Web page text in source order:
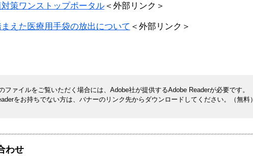
策ワンストップポータル＜外部リンク＞
えた医療用手袋の放出について ＜外部リンク＞
ファイルをご覧いただく場合には、Adobe社が提供するAdobe Readerが必要です。
をお持ちでない方は、バナーのリンク先からダウンロードしてください。（無料）
わせ